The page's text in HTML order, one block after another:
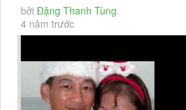
RESORT YEAR END PARTY 2020 &...
bởi Đặng Thanh Tùng
4 năm trước